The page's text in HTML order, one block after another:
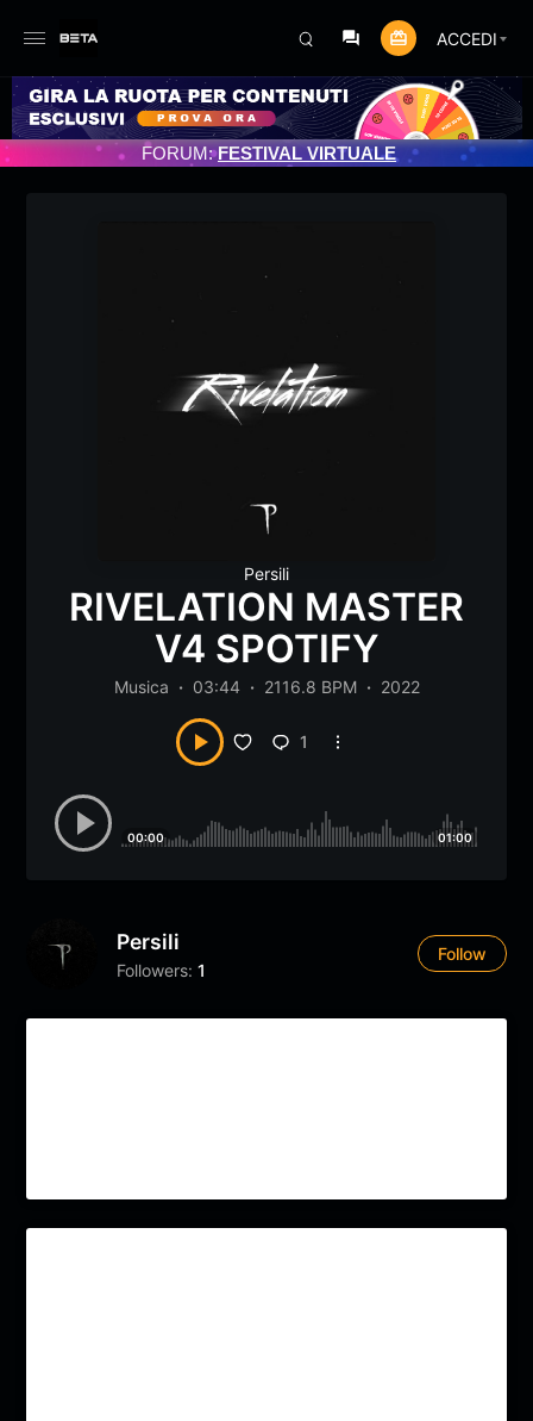
ACCEDI
PROGRAMMATO 3/07/2025
FORUM:FESTIVAL VIRTUALE
Persili
RIVELATION MASTER
V4 SPOTIFY
Musica 03:44 2116.8 BPM 2022
1
00:00 01:00
Persili
Followers: 1
Follow